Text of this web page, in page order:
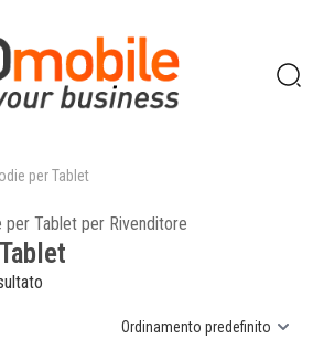
per Tablet
per Tablet per Rivenditore